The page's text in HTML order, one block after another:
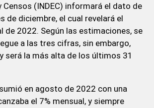
(INDEC) informará el dato de
de diciembre, el cual revelará el
de 2022. Según las estimaciones, se
a las tres cifras, sin embargo,
será la más alta de los últimos 31
en agosto de 2022 con una
el 7% mensual, y siempre